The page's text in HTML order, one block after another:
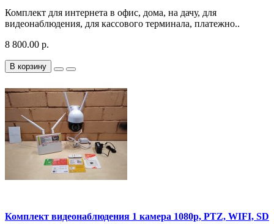
Комплект для интернета в офис, дома, на дачу, для
видеонаблюдения, для кассового терминала, платежно..
8 800.00 р.
В корзину
Комплект видеонаблюдения 1 камера 1080p, PTZ, WIFI, SD